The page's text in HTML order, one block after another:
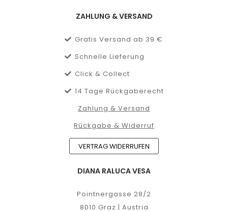
ZAHLUNG & VERSAND
Gratis Versand ab 39 €
Schnelle Lieferung
Click & Collect
14 Tage Rückgaberecht
Zahlung & Versand
Rückgabe & Widerruf
VERTRAG WIDERRUFEN
DIANA RALUCA VESA
Pointnergasse 28/2
8010 Graz | Austria